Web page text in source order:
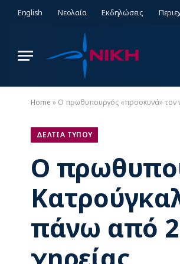
English Νεολαία Εκδηλώσεις
Home » O πρωθυπουργός «προσκυνά» τον
ΔΕΛΤΙΑ ΤΥΠΟΥ
O
πάνω από